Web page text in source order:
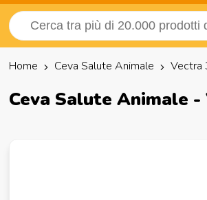
Home Ceva Salute Animale Vectra
Ceva Salute Animale